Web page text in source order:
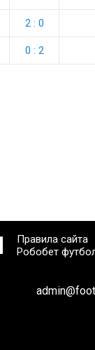
2 : 0
0 : 2
Правила сайта
Робобет